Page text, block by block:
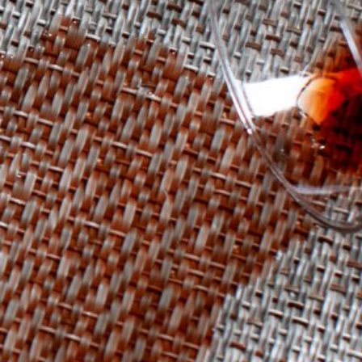
¿Quién eres?
Los diferentes usuarios tienen diferentes
necesidades. Permítenos ayudarte con la mejor
orientación posible.
Arquitectos
Eres un arquitecto o diseñador que está
interesado en la limpieza.